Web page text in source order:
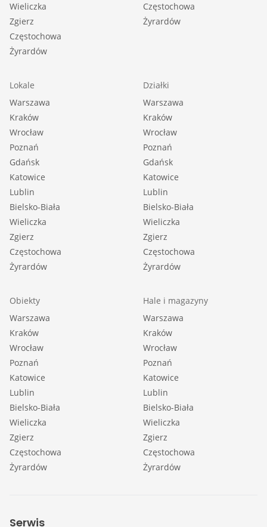
Wieliczka
Zgierz
Częstochowa
Żyrardów
Częstochowa
Żyrardów
Lokale
Warszawa
Kraków
Wrocław
Poznań
Gdańsk
Katowice
Lublin
Bielsko-Biała
Wieliczka
Zgierz
Częstochowa
Żyrardów
Działki
Warszawa
Kraków
Wrocław
Poznań
Gdańsk
Katowice
Lublin
Bielsko-Biała
Wieliczka
Zgierz
Częstochowa
Żyrardów
Obiekty
Warszawa
Kraków
Wrocław
Poznań
Katowice
Lublin
Bielsko-Biała
Wieliczka
Zgierz
Częstochowa
Żyrardów
Hale i magazyny
Warszawa
Kraków
Wrocław
Poznań
Katowice
Lublin
Bielsko-Biała
Wieliczka
Zgierz
Częstochowa
Żyrardów
Serwis